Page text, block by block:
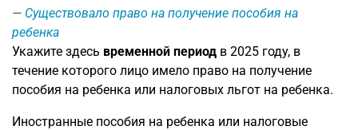
Существовало право на получение пособия на
ребенка
Укажите здесь временной период в 2025 году, в
течение которого лицо имело право на получение
пособия на ребенка или налоговых льгот на ребенка.
Иностранные пособия на ребенка или налоговые